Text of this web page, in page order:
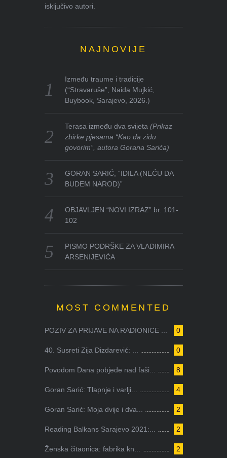
isključivo autori.
NAJNOVIJE
Između traume i tradicije
(“Stravaruše”, Naida Mujkić,
Buybook, Sarajevo, 2026.)
Terasa između dva svijeta(Prikaz
zbirke pjesama “Kao da zidu
govorim”, autora Gorana Sarića)
GORAN SARIĆ, “IDILA (NEĆU DA
BUDEM NAROD)”
OBJAVLJEN “NOVI IZRAZ” br. 101-
102
PISMO PODRŠKE ZA VLADIMIRA
ARSENIJEVIĆA
MOST COMMENTED
0
POZIV ZA PRIJAVE NA RADIONICE ...
0
40. Susreti Zija Dizdarević: ...
8
Povodom Dana pobjede nad faši...
4
Goran Sarić: Tlapnje i varlji...
2
Goran Sarić: Moja dvije i dva...
2
Reading Balkans Sarajevo 2021:...
2
Ženska čitaonica: fabrika kn...